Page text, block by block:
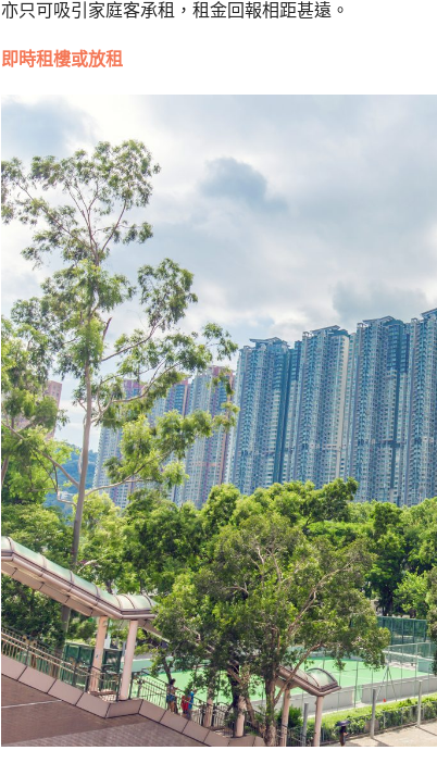
亦只可吸引家庭客承租，租金回報相距甚遠。
即時租樓或放租